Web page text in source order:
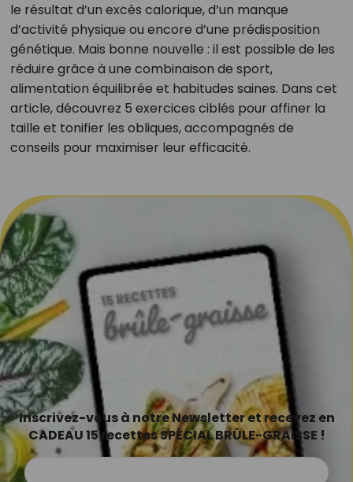
le résultat d’un excès calorique, d’un manque
d’activité physique ou encore d’une prédisposition
génétique. Mais bonne nouvelle : il est possible de les
réduire grâce à une combinaison de sport,
alimentation équilibrée et habitudes saines. Dans cet
article, découvrez 5 exercices ciblés pour affiner la
taille et tonifier les obliques, accompagnés de
conseils pour maximiser leur efficacité.
Inscrivez-vous à notre Newsletter et recevez en
CADEAU 15 recettes SPÉCIAL BRÛLE-GRAISSE !